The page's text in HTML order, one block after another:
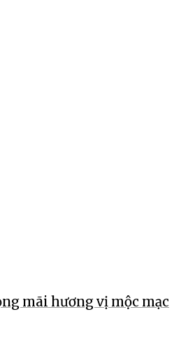
mãi hương vị mộc mạc